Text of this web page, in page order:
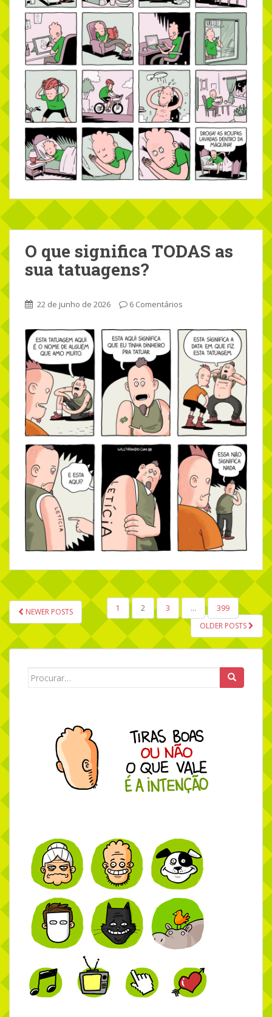
O que significa TODAS as
sua tatuagens?
22 de junho de 2026 6 Comentários
NAVEGAÇÃO POR POSTS
NEWER POSTS 1 2 3 …
399
OLDER POSTS
Search for: